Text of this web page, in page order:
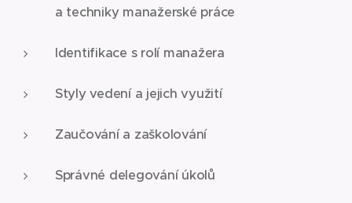
a techniky manažerské práce
Identifikace s rolí manažera
Styly vedení a jejich využití
Zaučování a zaškolování
Správné delegování úkolů